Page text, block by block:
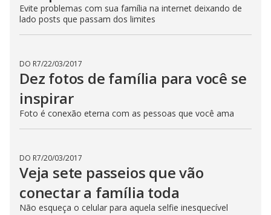
Evite problemas com sua família na internet deixando de
lado posts que passam dos limites
DO R7/22/03/2017
Dez fotos de família para você se
inspirar
Foto é conexão eterna com as pessoas que você ama
DO R7/20/03/2017
Veja sete passeios que vão
conectar a família toda
Não esqueça o celular para aquela selfie inesquecível